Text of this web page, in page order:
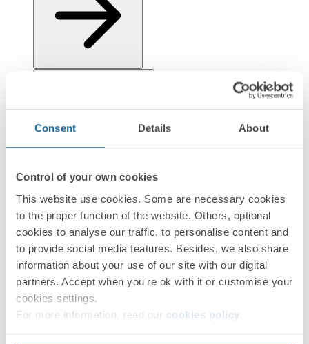
Consent Details About
Control of your own cookies
This website use cookies. Some are necessary cookies
to the proper function of the website. Others, optional
cookies to analyse our traffic, to personalise content and
to provide social media features. Besides, we also share
information about your use of our site with our digital
partners. Accept when you're ok with it or customise your
cookies settings.
For more information, read our cookies policy
Réglementation et informations environnementales